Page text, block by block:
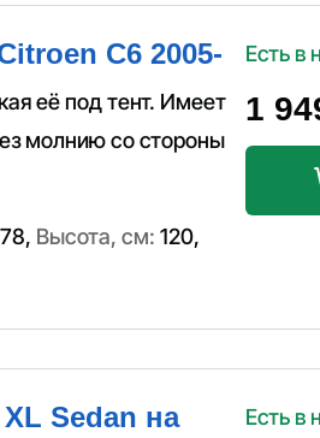
C6 2005-
её под тент. Имеет
молнию со стороны
, Высота, см: 120,
Есть в
1
Sedan на
Есть в